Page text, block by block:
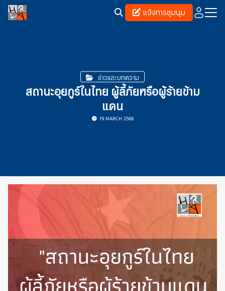
Skip
แจ้งการชุมนุม
ข่าวและบทความ
สถานะอุยกูร์ในไทย ผู้ลี้ภัยหรือผู้ร้ายข้าม
แดน
19 MARCH 2568